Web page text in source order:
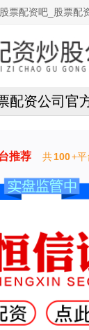
票配资吧_股票配
配资公司官
推荐 共100+平